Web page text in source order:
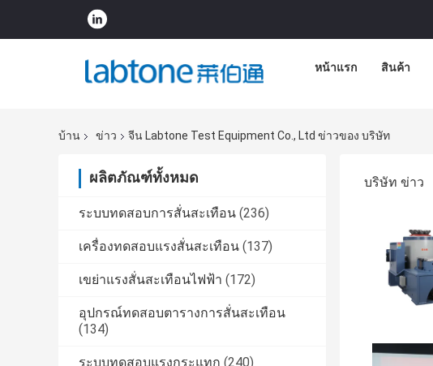
หน้าแรก สินค้า
บ้าน ข่าว จีน Labtone Test Equipment Co., Ltd ข่าวของ บริษัท
ผลิตภัณฑ์ทั้งหมด
ระบบทดสอบการสั่นสะเทือน (236)
เครื่องทดสอบแรงสั่นสะเทือน (137)
เขย่าแรงสั่นสะเทือนไฟฟ้า (172)
อุปกรณ์ทดสอบตารางการสั่นสะเทือน
(134)
ระบบทดสอบแรงกระแทก (240)
บริษัท ข่าว